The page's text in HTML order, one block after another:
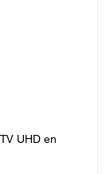
UHD en